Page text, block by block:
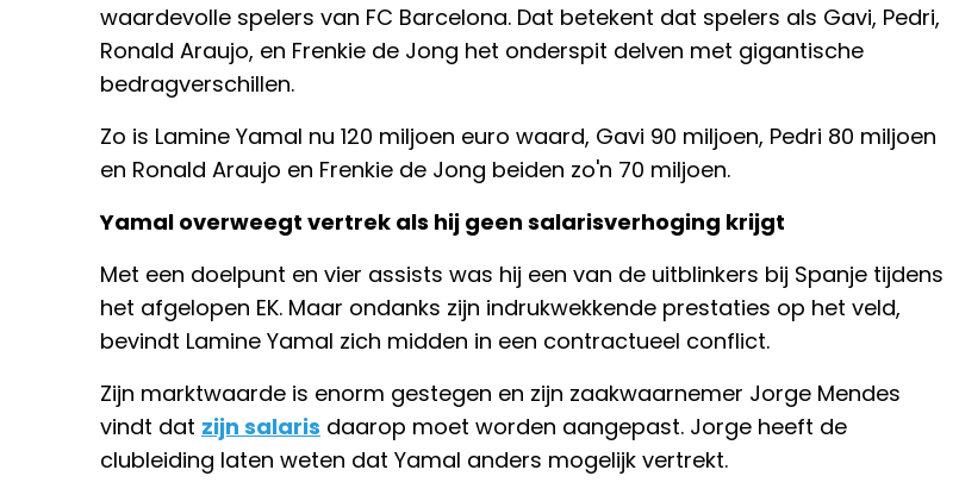
waardevolle spelers van FC Barcelona. Dat betekent dat spelers als Gavi, Pedri,
Ronald Araujo, en Frenkie de Jong het onderspit delven met gigantische
bedragverschillen.
Zo is Lamine Yamal nu 120 miljoen euro waard, Gavi 90 miljoen, Pedri 80 miljoen
en Ronald Araujo en Frenkie de Jong beiden zo'n 70 miljoen.
Yamal overweegt vertrek als hij geen salarisverhoging krijgt
Met een doelpunt en vier assists was hij een van de uitblinkers bij Spanje tijdens
het afgelopen EK. Maar ondanks zijn indrukwekkende prestaties op het veld,
bevindt Lamine Yamal zich midden in een contractueel conflict.
Zijn marktwaarde is enorm gestegen en zijn zaakwaarnemer Jorge Mendes
vindt dat zijn salaris daarop moet worden aangepast. Jorge heeft de
clubleiding laten weten dat Yamal anders mogelijk vertrekt.